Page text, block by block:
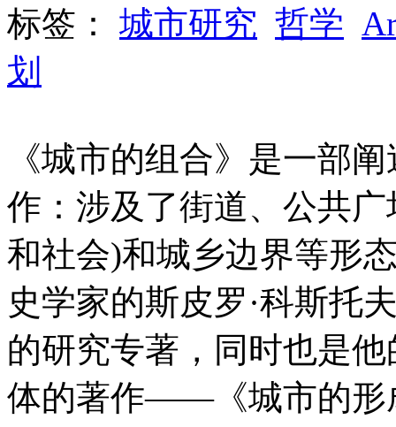
标签： 城市研究 哲学
划
《城市的组合》是一部
作：涉及了街道、公共
和社会)和城乡边界等形
史学家的斯皮罗·科斯托
的研究专著，同时也是
体的著作——《城市的形